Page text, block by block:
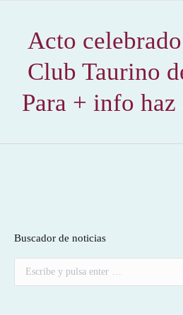
Acto
Club Taurino
Para + info
Buscador de noticias